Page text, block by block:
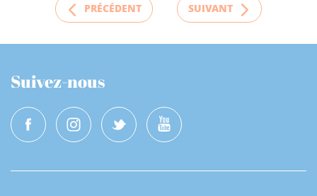
PRÉCÉDENT SUIVANT
Suivez-nous